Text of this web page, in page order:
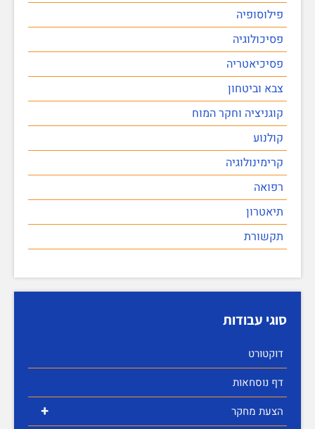
פילוסופיה
פסיכולוגיה
פסיכיאטריה
צבא וביטחון
קוגניציה וחקר המוח
קולנוע
קרימינולוגיה
רפואה
תיאטרון
תקשורת
סוגי עבודות
דוקטורט
דף נוסחאות
+ הצעת מחקר